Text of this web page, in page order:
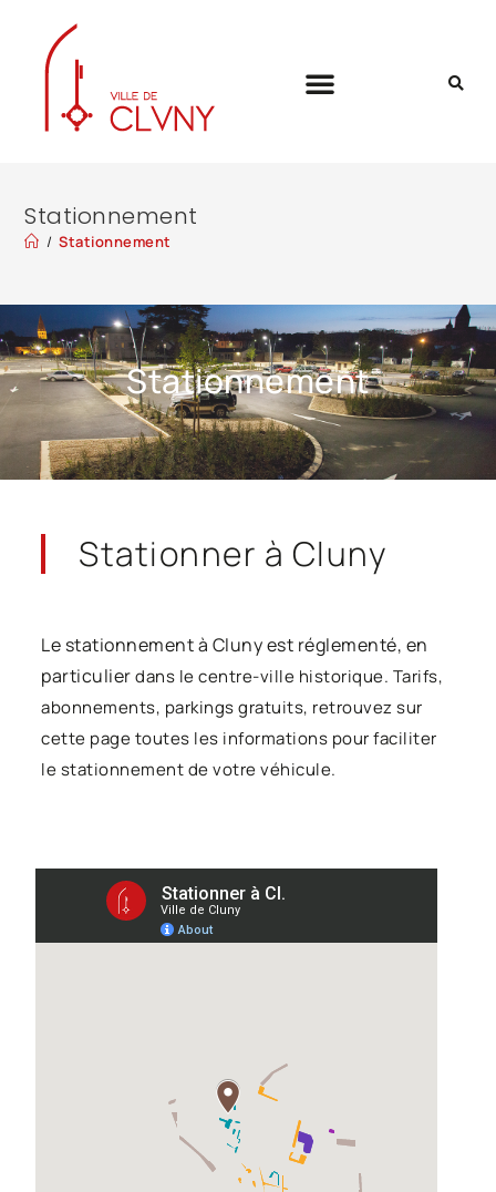
Stationnement
/ Stationnement
Stationnement
Stationner à Cluny
Le stationnement à Cluny est réglementé, en
particulierdans le centre-ville historique. Tarifs,
abonnements, parkings gratuits, retrouvez sur
cette page toutes les informations pour faciliter
le stationnement de votre véhicule.